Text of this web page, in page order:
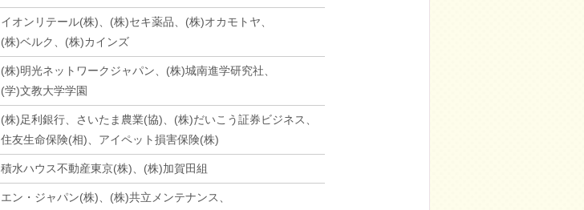
イオンリテール(株)、(株)セキ薬品、(株)オカモトヤ、
(株)ベルク、(株)カインズ
(株)明光ネットワークジャパン、(株)城南進学研究社、
(学)文教大学学園
(株)足利銀行、さいたま農業(協)、(株)だいこう証券ビジネス、
住友生命保険(相)、アイペット損害保険(株)
積水ハウス不動産東京(株)、(株)加賀田組
エン・ジャパン(株)、(株)共立メンテナンス、